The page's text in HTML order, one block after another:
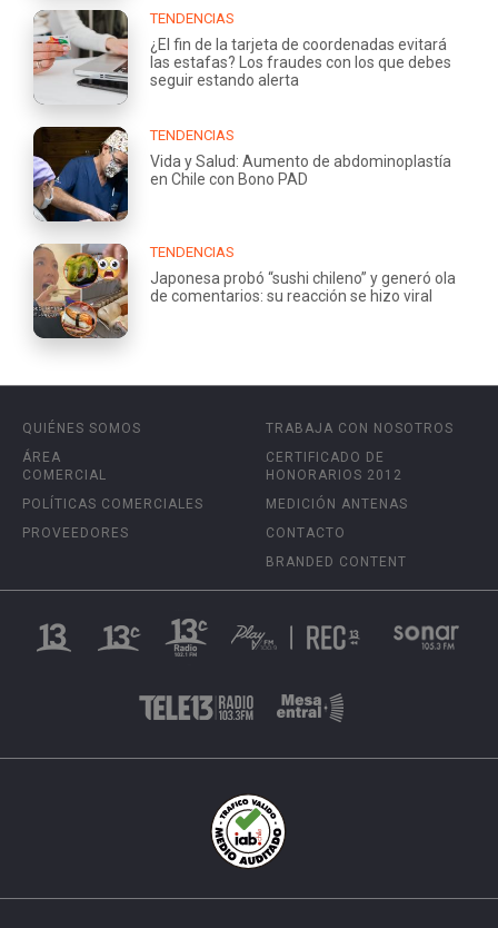
TENDENCIAS
¿El fin de la tarjeta de coordenadas evitará
las estafas? Los fraudes con los que debes
seguir estando alerta
TENDENCIAS
Vida y Salud: Aumento de abdominoplastía
en Chile con Bono PAD
TENDENCIAS
Japonesa probó “sushi chileno” y generó ola
de comentarios: su reacción se hizo viral
QUIÉNES SOMOS
ÁREA
COMERCIAL
POLÍTICAS COMERCIALES
PROVEEDORES
TRABAJA CON NOSOTROS
CERTIFICADO DE
HONORARIOS 2012
MEDICIÓN ANTENAS
CONTACTO
BRANDED CONTENT